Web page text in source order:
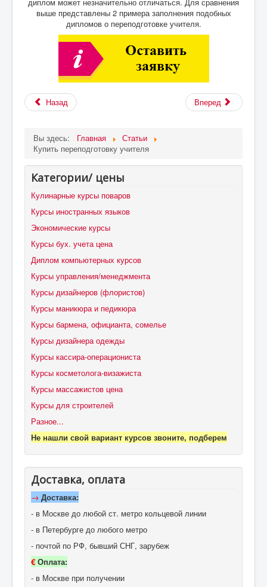
выше представлены 2 примера заполнения подобных
дипломов о переподготовке учителя.
Назад Вперед
Вы здесь: Главная
Статьи
Купить переподготовку учителя
Категории/ цены
Кулинарные курсы поваров
Курсы иностранных языков
Экономические курсы
Курсы бух. учета цена
Диплом компьютерных курсов
Курсы управления/менеджмента
Курсы дизайнеров (флористов)
Курсы маникюра и педикюра
Курсы бармена, официанта, сомелье
Курсы дизайнера одежды
Курсы кассира-операциониста
Курсы косметолога-визажиста
Курсы массажистов цена
Курсы для строителей
Разное...
Не нашли свой вариант курсов звоните, подберем
Доставка, оплата
→ Доставка:
- в Москве до любой ст. метро кольцевой линии
- в Петербурге до любого метро
- почтой по РФ, бывший СНГ, зарубеж
€Оплата:
- в Москве при получении